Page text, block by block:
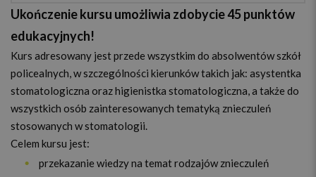
Ukończenie kursu umożliwia zdobycie 45 punktów
edukacyjnych!
Kurs adresowany jest przede wszystkim do absolwentów szkół
policealnych, w szczególności kierunków takich jak: asystentka
stomatologiczna oraz higienistka stomatologiczna, a także do
wszystkich osób zainteresowanych tematyką znieczuleń
stosowanych w stomatologii.
Celem kursu jest:
przekazanie wiedzy na temat rodzajów znieczuleń